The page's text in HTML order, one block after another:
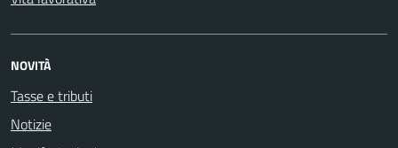
NOVITÀ
Tasse e tributi
Notizie